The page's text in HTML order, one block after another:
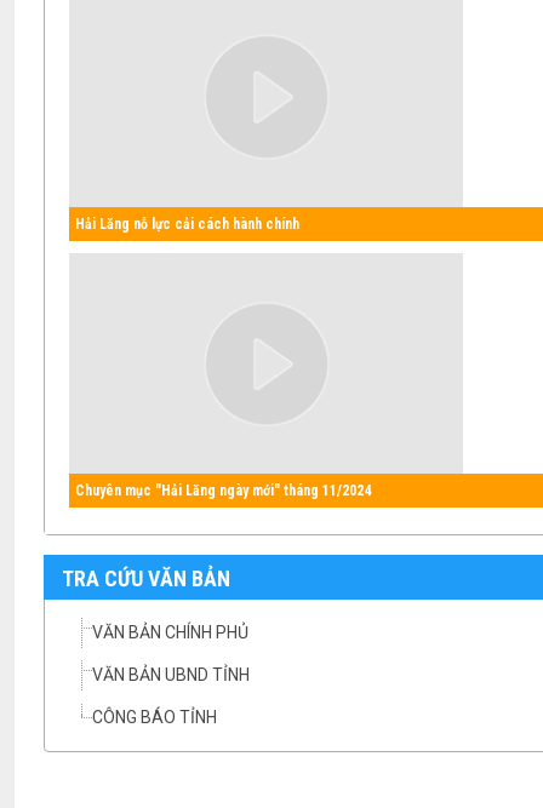
Hải Lăng nỗ lực cải cách hành chính
Chuyên mục "Hải Lăng ngày mới" tháng 11/2024
TRA CỨU VĂN BẢN
VĂN BẢN CHÍNH PHỦ
VĂN BẢN UBND TỈNH
CÔNG BÁO TỈNH